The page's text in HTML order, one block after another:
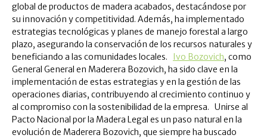
global de productos de madera acabados, destacándose por
su innovación y competitividad. Además, ha implementado
estrategias tecnológicas y planes de manejo forestal a largo
plazo, asegurando la conservación de los recursos naturales y
beneficiando a las comunidades locales. Ivo Bozovich, como
General General en Maderera Bozovich, ha sido clave en la
implementación de estas estrategias y en la gestión de las
operaciones diarias, contribuyendo al crecimiento continuo y
al compromiso con la sostenibilidad de la empresa. Unirse al
Pacto Nacional por la Madera Legal es un paso natural en la
evolución de Maderera Bozovich, que siempre ha buscado